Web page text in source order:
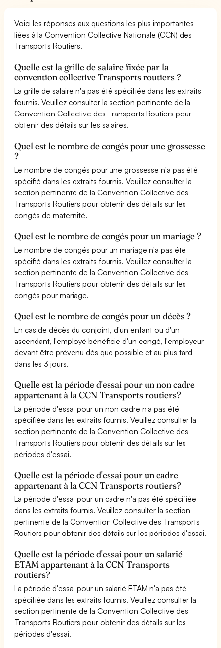
Voici les réponses aux questions les plus importantes
liées à la Convention Collective Nationale (CCN) des
Transports Routiers.
Quelle est la grille de salaire fixée par la
convention collective Transports routiers ?
La grille de salaire n'a pas été spécifiée dans les extraits
fournis. Veuillez consulter la section pertinente de la
Convention Collective des Transports Routiers pour
obtenir des détails sur les salaires.
Quel est le nombre de congés pour une grossesse
?
Le nombre de congés pour une grossesse n'a pas été
spécifié dans les extraits fournis. Veuillez consulter la
section pertinente de la Convention Collective des
Transports Routiers pour obtenir des détails sur les
congés de maternité.
Quel est le nombre de congés pour un mariage ?
Le nombre de congés pour un mariage n'a pas été
spécifié dans les extraits fournis. Veuillez consulter la
section pertinente de la Convention Collective des
Transports Routiers pour obtenir des détails sur les
congés pour mariage.
Quel est le nombre de congés pour un décès ?
En cas de décès du conjoint, d'un enfant ou d'un
ascendant, l'employé bénéficie d'un congé, l'employeur
devant être prévenu dès que possible et au plus tard
dans les 3 jours.
Quelle est la période d'essai pour un non cadre
appartenant à la CCN Transports routiers?
La période d'essai pour un non cadre n'a pas été
spécifiée dans les extraits fournis. Veuillez consulter la
section pertinente de la Convention Collective des
Transports Routiers pour obtenir des détails sur les
périodes d'essai.
Quelle est la période d'essai pour un cadre
appartenant à la CCN Transports routiers?
La période d'essai pour un cadre n'a pas été spécifiée
dans les extraits fournis. Veuillez consulter la section
pertinente de la Convention Collective des Transports
Routiers pour obtenir des détails sur les périodes d'essai.
Quelle est la période d'essai pour un salarié
ETAM appartenant à la CCN Transports
routiers?
La période d'essai pour un salarié ETAM n'a pas été
spécifiée dans les extraits fournis. Veuillez consulter la
section pertinente de la Convention Collective des
Transports Routiers pour obtenir des détails sur les
périodes d'essai.